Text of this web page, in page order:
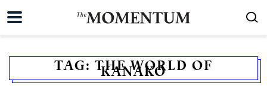
TAG: THE WORLD OF
KANAKO